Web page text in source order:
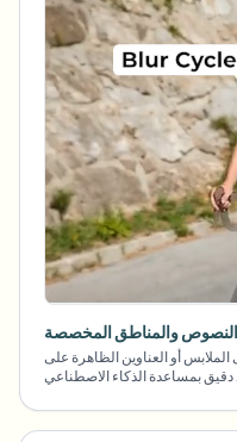
والمناطق المخصصة
أو العناوين الظاهرة على